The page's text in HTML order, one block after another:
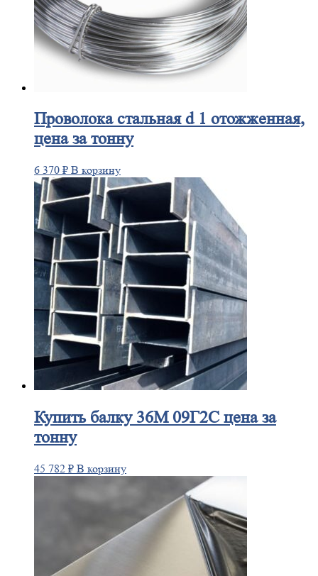
Проволокастальная d 1 отожженная,
цена за тонну
6 370 ₽ В корзину
Купитьбалку 36М 09Г2С цена за
тонну
45 782 ₽ В корзину